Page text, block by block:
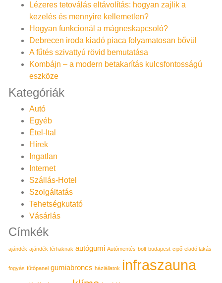
Lézeres tetoválás eltávolítás: hogyan zajlik a
kezelés és mennyire kellemetlen?
Hogyan funkcionál a mágneskapcsoló?
Debrecen iroda kiadó piaca folyamatosan bővül
A fűtés szivattyú rövid bemutatása
Kombájn – a modern betakarítás kulcsfontosságú
eszköze
Kategóriák
Autó
Egyéb
Étel-Ital
Hírek
Ingatlan
Internet
Szállás-Hotel
Szolgáltatás
Tehetségkutató
Vásárlás
Címkék
ajándék ajándék férfiaknak autógumi Autómentés bolt budapest cipő eladó lakás
fogyás fűtőpanel gumiabroncs háziállatok infraszauna